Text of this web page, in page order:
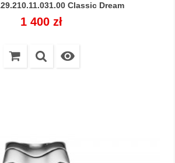
Classic Dream
Cena
1 400 zł
